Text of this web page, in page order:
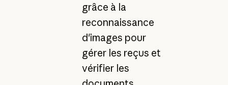
grâce à la
reconnaissance
d'images pour
gérer les reçus et
vérifier les